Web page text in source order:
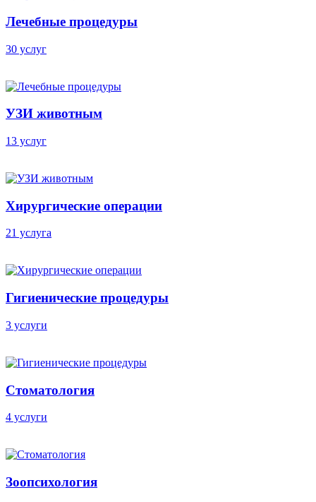
Лечебные процедуры
30 услуг
УЗИ животным
13 услуг
Хирургические операции
21 услуга
Гигиенические процедуры
3 услуги
Стоматология
4 услуги
Зоопсихология